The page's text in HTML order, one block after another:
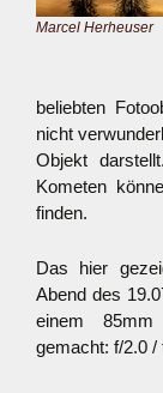
Marcel Herheuser
beliebten
nicht
Objekt
Kometen
finden.
Das hier
Abend des
einem 85mm
gemacht: f/2.0